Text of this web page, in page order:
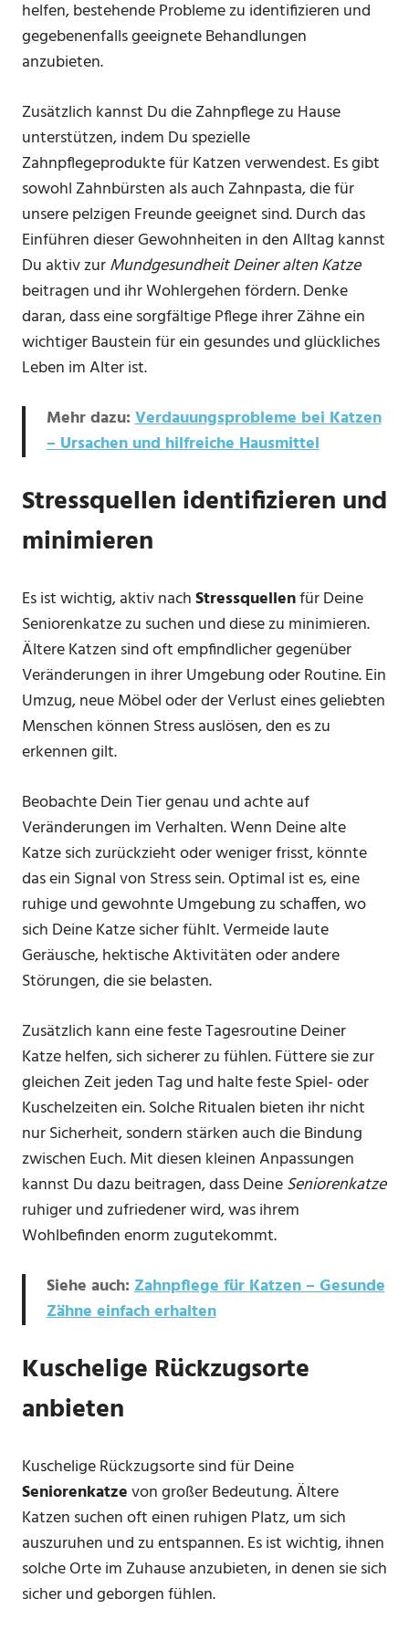
helfen, bestehende Probleme zu identifizieren und
gegebenenfalls geeignete Behandlungen
anzubieten.
Zusätzlich kannst Du die Zahnpflege zu Hause
unterstützen, indem Du spezielle
Zahnpflegeprodukte für Katzen verwendest. Es gibt
sowohl Zahnbürsten als auch Zahnpasta, die für
unsere pelzigen Freunde geeignet sind. Durch das
Einführen dieser Gewohnheiten in den Alltag kannst
Du aktiv zurMundgesundheit Deiner alten Katze
beitragen und ihr Wohlergehen fördern. Denke
daran, dass eine sorgfältige Pflege ihrer Zähne ein
wichtiger Baustein für ein gesundes und glückliches
Leben im Alter ist.
Mehr dazu:Verdauungsprobleme bei Katzen
– Ursachen und hilfreiche Hausmittel
Stressquellen identifizieren und
minimieren
Es ist wichtig, aktiv nachStressquellenfür Deine
Seniorenkatze zu suchen und diese zu minimieren.
Ältere Katzen sind oft empfindlicher gegenüber
Veränderungen in ihrer Umgebung oder Routine. Ein
Umzug, neue Möbel oder der Verlust eines geliebten
Menschen können Stress auslösen, den es zu
erkennen gilt.
Beobachte Dein Tier genau und achte auf
Veränderungen im Verhalten. Wenn Deine alte
Katze sich zurückzieht oder weniger frisst, könnte
das ein Signal von Stress sein. Optimal ist es, eine
ruhige und gewohnte Umgebung zu schaffen, wo
sich Deine Katze sicher fühlt. Vermeide laute
Geräusche, hektische Aktivitäten oder andere
Störungen, die sie belasten.
Zusätzlich kann eine feste Tagesroutine Deiner
Katze helfen, sich sicherer zu fühlen. Füttere sie zur
gleichen Zeit jeden Tag und halte feste Spiel- oder
Kuschelzeiten ein. Solche Ritualen bieten ihr nicht
nur Sicherheit, sondern stärken auch die Bindung
zwischen Euch. Mit diesen kleinen Anpassungen
kannst Du dazu beitragen, dass DeineSeniorenkatze
ruhiger und zufriedener wird, was ihrem
Wohlbefinden enorm zugutekommt.
Siehe auch:Zahnpflege für Katzen – Gesunde
Zähne einfach erhalten
Kuschelige Rückzugsorte
anbieten
Kuschelige Rückzugsorte sind für Deine
Seniorenkatzevon großer Bedeutung. Ältere
Katzen suchen oft einen ruhigen Platz, um sich
auszuruhen und zu entspannen. Es ist wichtig, ihnen
solche Orte im Zuhause anzubieten, in denen sie sich
sicher und geborgen fühlen.